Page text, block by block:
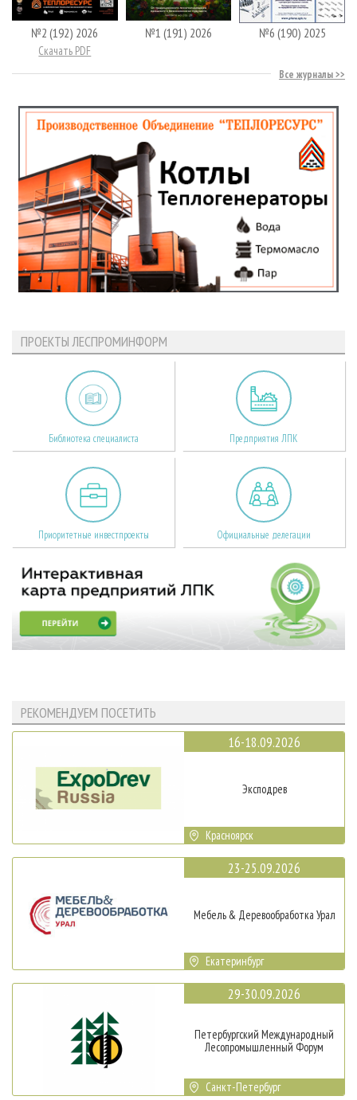
№2 (192) 2026
Скачать PDF
№1 (191) 2026 №6 (190) 2025
Все журналы
ПРОЕКТЫ ЛЕСПРОМИНФОРМ
Библиотека специалиста Предприятия ЛПК
Приоритетные инвестпроекты Официальные делегации
РЕКОМЕНДУЕМ ПОСЕТИТЬ
16-18.09.2026
Эксподрев
Красноярск
23-25.09.2026
Мебель & Деревообработка Урал
Екатеринбург
29-30.09.2026
Петербургский Международный
Лесопромышленный Форум
Санкт-Петербург